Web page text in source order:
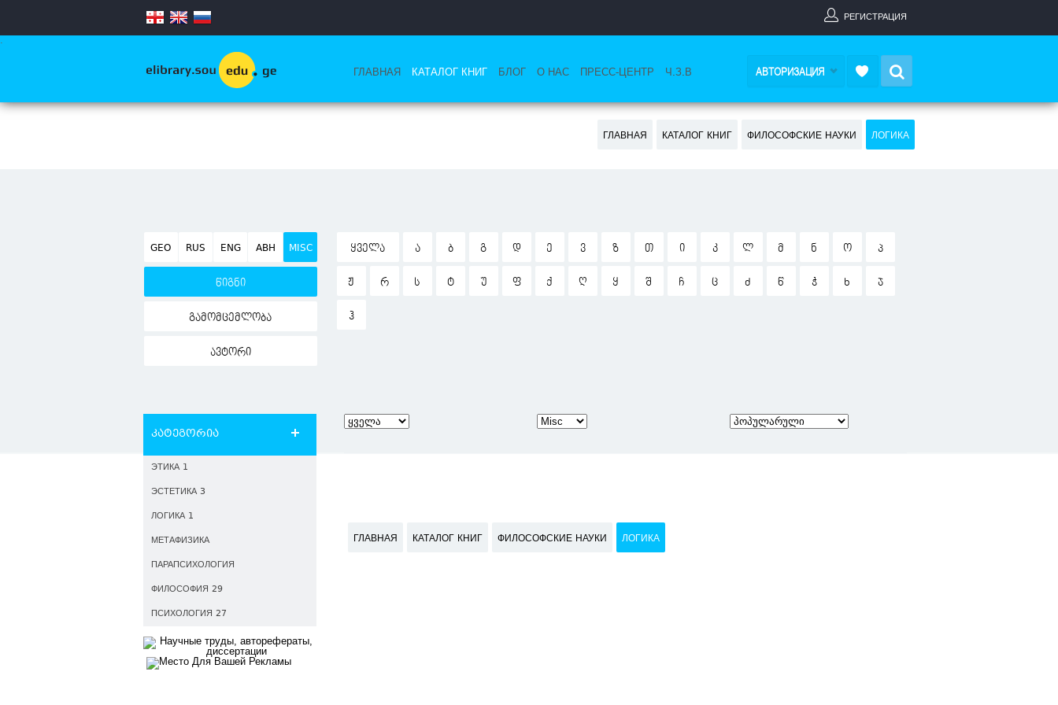
РЕГИСТРАЦИЯ
.
ГЛАВНАЯ КАТАЛОГ КНИГ БЛОГ О НАС ПРЕСС-ЦЕНТР Ч.З.В АВТОРИЗАЦИЯ
ГЛАВНАЯ КАТАЛОГ КНИГ ФИЛОСОФСКИЕ НАУКИ ЛОГИКА
GEO RUS ENG ABH MISC
წიგნი
გამომცემლობა
ავტორი
ᲧᲕᲔᲚᲐ Ა Ბ Გ Დ Ე Ვ Ზ Თ Ი Კ Ლ Მ Ნ Ო Პ
Ჟ Რ Ს Ტ Უ Ფ Ქ Ღ Ყ Შ Ჩ Ც Ძ Წ Ჭ Ხ Ჯ
Ჰ
კატეგორია
ЭТИКА 1
ЭСТЕТИКА 3
ЛОГИКА 1
МЕТАФИЗИКА
ПАРАПСИХОЛОГИЯ
ФИЛОСОФИЯ 29
ПСИХОЛОГИЯ 27
ГЛАВНАЯ КАТАЛОГ КНИГ ФИЛОСОФСКИЕ НАУКИ ЛОГИКА